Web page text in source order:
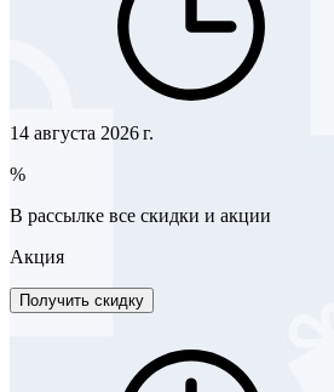
14 августа 2026 г.
%
В рассылке все скидки и акции
Акция
Получить скидку